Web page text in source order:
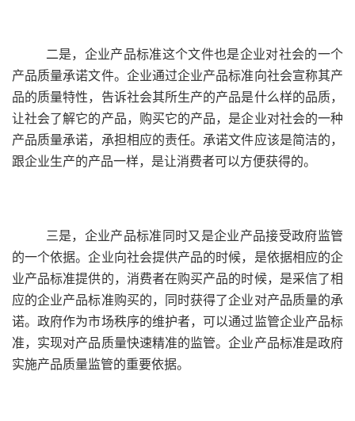
二是，企业产品标准这个文件也是企业对社会的一个
产品质量承诺文件。企业通过企业产品标准向社会宣称其产
品的质量特性，告诉社会其所生产的产品是什么样的品质，
让社会了解它的产品，购买它的产品，是企业对社会的一种
产品质量承诺，承担相应的责任。承诺文件应该是简洁的，
跟企业生产的产品一样，是让消费者可以方便获得的。
三是，企业产品标准同时又是企业产品接受政府监管
的一个依据。企业向社会提供产品的时候，是依据相应的企
业产品标准提供的，消费者在购买产品的时候，是采信了相
应的企业产品标准购买的，同时获得了企业对产品质量的承
诺。政府作为市场秩序的维护者，可以通过监管企业产品标
准，实现对产品质量快速精准的监管。企业产品标准是政府
实施产品质量监管的重要依据。